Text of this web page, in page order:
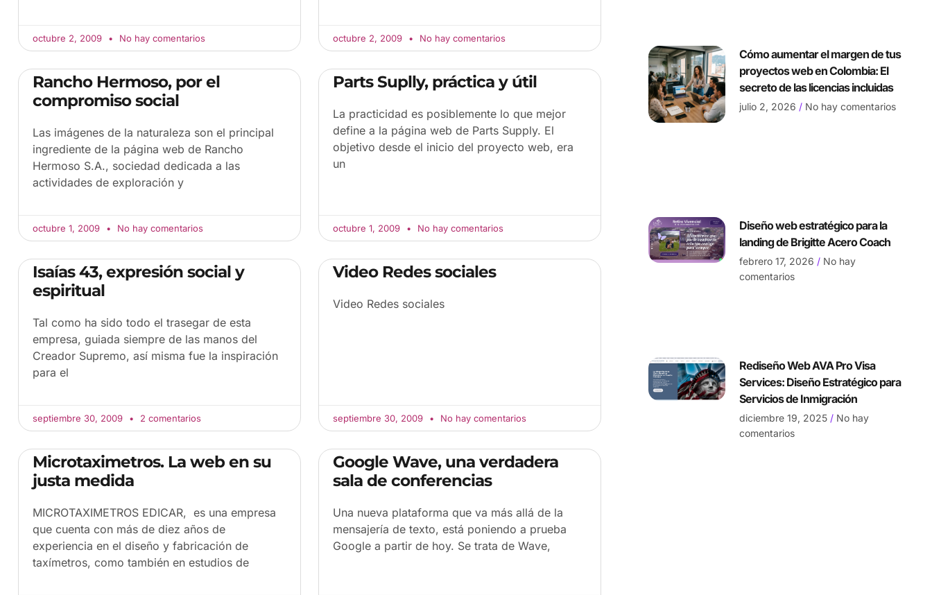
octubre 2, 2009 No hay comentarios octubre 2, 2009 No hay comentarios
Rancho Hermoso, por el
compromiso social
Las imágenes de la naturaleza son el principal
ingrediente de la página web de Rancho
Hermoso S.A., sociedad dedicada a las
actividades de exploración y
octubre 1, 2009 No hay comentarios
Parts Suplly, práctica y útil
La practicidad es posiblemente lo que mejor
define a la página web de Parts Supply. El
objetivo desde el inicio del proyecto web, era
un
octubre 1, 2009 No hay comentarios
Isaías 43, expresión social y
espiritual
Tal como ha sido todo el trasegar de esta
empresa, guiada siempre de las manos del
Creador Supremo, así misma fue la inspiración
para el
septiembre 30, 2009 2 comentarios
Video Redes sociales
Video Redes sociales
septiembre 30, 2009 No hay comentarios
Microtaximetros. La web en su
justa medida
MICROTAXIMETROS EDICAR, es una empresa
que cuenta con más de diez años de
experiencia en el diseño y fabricación de
taxímetros, como también en estudios de
Google Wave, una verdadera
sala de conferencias
Una nueva plataforma que va más allá de la
mensajería de texto, está poniendo a prueba
Google a partir de hoy. Se trata de Wave,
Cómo aumentar el margen de tus
proyectos web en Colombia: El
secreto de las licencias incluidas
julio 2, 2026 No hay comentarios
Diseño web estratégico para la
landing de Brigitte Acero Coach
febrero 17, 2026
No hay
comentarios
Rediseño Web AVA Pro Visa
Services: Diseño Estratégico para
Servicios de Inmigración
diciembre 19, 2025
No hay
comentarios